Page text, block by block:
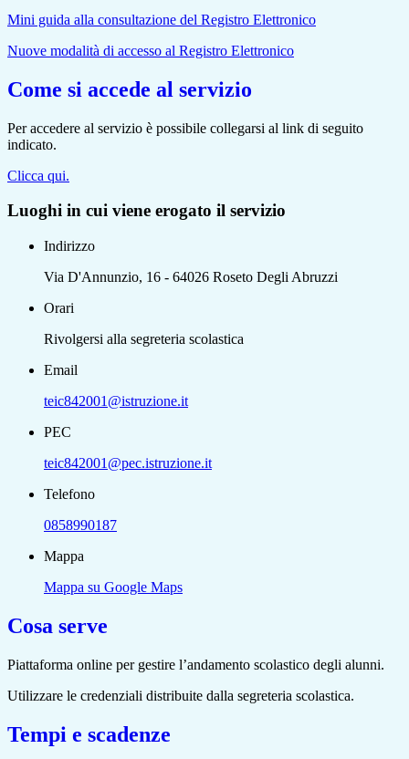
Mini guida alla consultazione del Registro Elettronico
Nuove modalità di accesso al Registro Elettronico
Come si accede al servizio
Per accedere al servizio è possibile collegarsi al link di seguito
indicato.
Clicca qui.
Luoghi in cui viene erogato il servizio
Indirizzo
Via D'Annunzio, 16 - 64026 Roseto Degli Abruzzi
Orari
Rivolgersi alla segreteria scolastica
Email
teic842001@istruzione.it
PEC
teic842001@pec.istruzione.it
Telefono
0858990187
Mappa
Mappa su Google Maps
Cosa serve
Piattaforma online per gestire l’andamento scolastico degli alunni.
Utilizzare le credenziali distribuite dalla segreteria scolastica.
Tempi e scadenze